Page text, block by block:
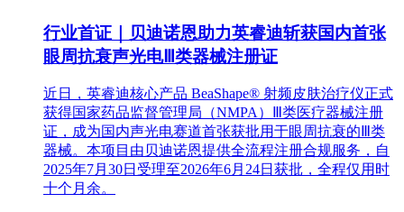
行业首证｜贝迪诺恩助力英睿迪斩获国内首张
眼周抗衰声光电Ⅲ类器械注册证
近日，英睿迪核心产品 BeaShape® 射频皮肤治疗仪正式
获得国家药品监督管理局（NMPA）Ⅲ类医疗器械注册
证，成为国内声光电赛道首张获批用于眼周抗衰的Ⅲ类
器械。本项目由贝迪诺恩提供全流程注册合规服务，自
2025年7月30日受理至2026年6月24日获批，全程仅用时
十个月余。